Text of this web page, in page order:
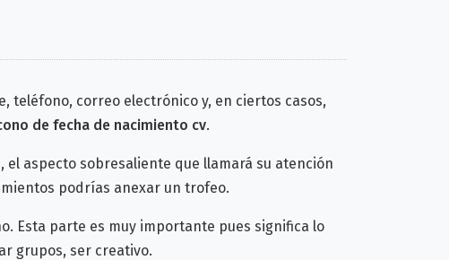
teléfono, correo electrónico y, en ciertos casos,
de fecha de nacimiento cv.
aspecto sobresaliente que llamará su atención
podrías anexar un trofeo.
Esta parte es muy importante pues significa lo
grupos, ser creativo.